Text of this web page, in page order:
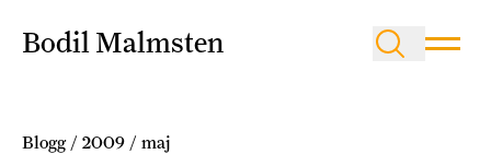
Bodil Malmsten
Blogg / 2009 / maj